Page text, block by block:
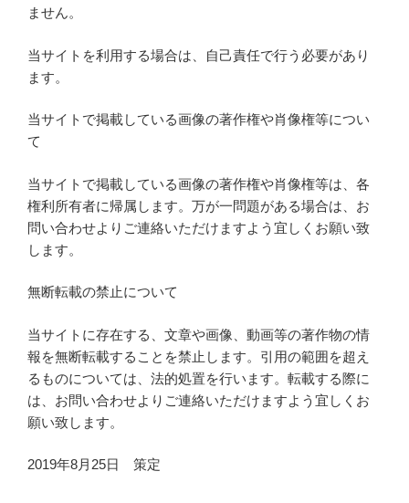
ません。
当サイトを利用する場合は、自己責任で行う必要があり
ます。
当サイトで掲載している画像の著作権や肖像権等につい
て
当サイトで掲載している画像の著作権や肖像権等は、各
権利所有者に帰属します。万が一問題がある場合は、お
問い合わせよりご連絡いただけますよう宜しくお願い致
します。
無断転載の禁止について
当サイトに存在する、文章や画像、動画等の著作物の情
報を無断転載することを禁止します。引用の範囲を超え
るものについては、法的処置を行います。転載する際に
は、お問い合わせよりご連絡いただけますよう宜しくお
願い致します。
2019年8月25日 策定